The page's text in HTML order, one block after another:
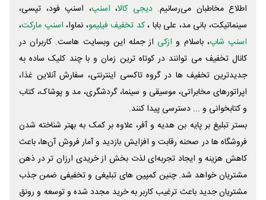
اطلاع مخاطبان می‌رسانیم. دیجی کالا، اسنپ، اسنپ فود، تپسی،
سینماتیکت، بانی مد، علی‌ بابا ،کد تخفیف فیلیمو، نماوا، اسنپ مارکت،
اسنپ شاپ، باسلام و ازکی از جمله این وبسایت ‌هاست. کاربران در
کانال تخفیف می توانند در کوتاه ترین زمان و با چند کلیک ساده به
جدیدترین تخفیف ها در گروه تاکسی اینترنتی، سفارش آنلاین غذا،
اپراتورهای مخابراتی، موسیقی و سینما، گردشگری، مد و پوشاک، کتاب
و کتابخوانی و ... دسترسی پیدا کنند.
بستر تبلیغ بر پایه بن هدیه و آفر، علاوه بر کمک به بهتر شناخته شدن
فروشگاه ها در صحنه رقابت و افزایش بازدید و آمار فروش آن‌ها، باعث
کاهش هزینه و ایجاد تجربه‌ای لذت بخش از خریدی ارزان تر در ذهن
مشتریان خواهد شد. چنین کمپین های تبلیغی و تخفیفی ضمن جذب
مشتریان جدید باعث ترغیب کاربر به خرید مجدد شده و توسعه و رونق